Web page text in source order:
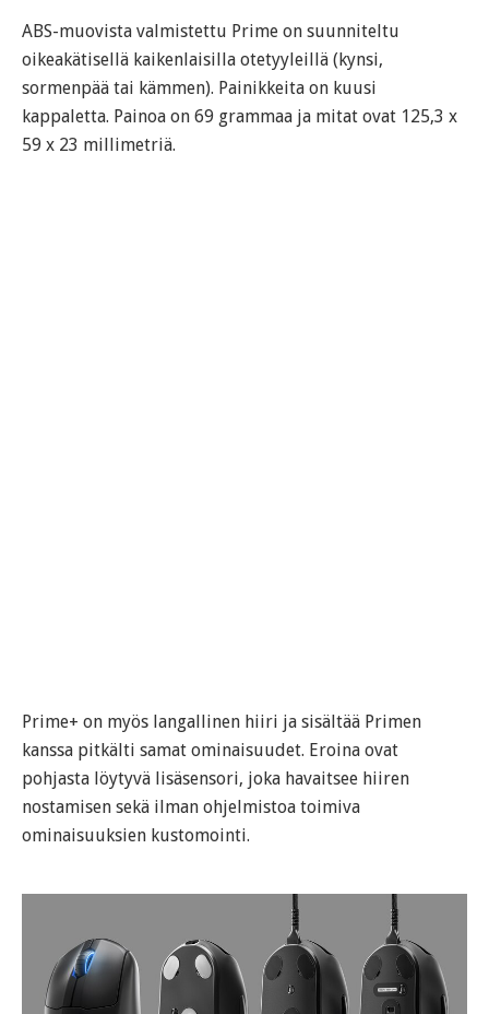
ABS-muovista valmistettu Prime on suunniteltu
oikeakätisellä kaikenlaisilla otetyyleillä (kynsi,
sormenpää tai kämmen). Painikkeita on kuusi
kappaletta. Painoa on 69 grammaa ja mitat ovat 125,3 x
59 x 23 millimetriä.
Prime+ on myös langallinen hiiri ja sisältää Primen
kanssa pitkälti samat ominaisuudet. Eroina ovat
pohjasta löytyvä lisäsensori, joka havaitsee hiiren
nostamisen sekä ilman ohjelmistoa toimiva
ominaisuuksien kustomointi.